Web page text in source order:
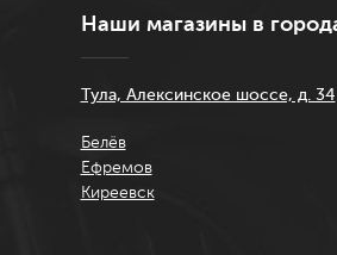
Наши магазины в
Тула, Алексинское шоссе, д. 34
Белёв
Ефремов
Киреевск